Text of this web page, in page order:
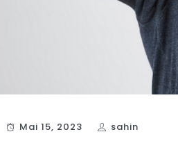
Mai 15, 2023
sahin